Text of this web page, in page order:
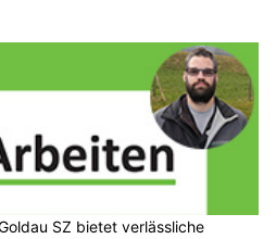
SZ bietet verlässliche